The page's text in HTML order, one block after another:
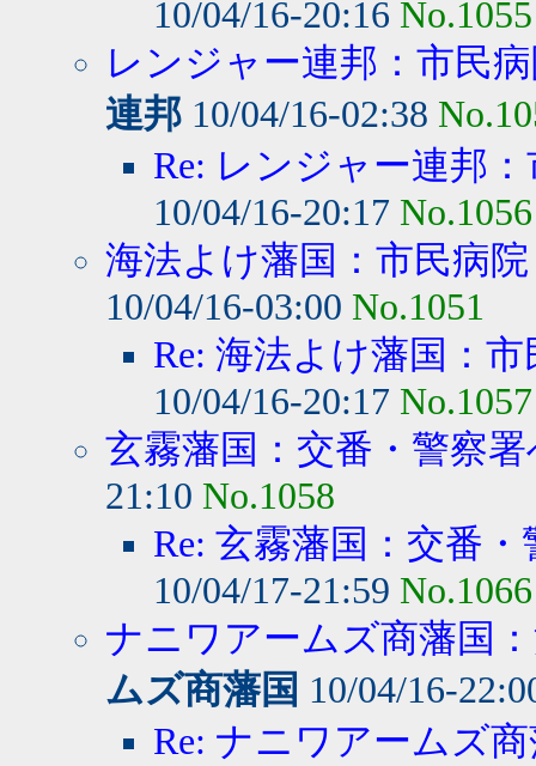
10/04/16-20:16 No.1055
レンジャー連邦：市民
連邦 10/04/16-02:38
Re: レンジャー連邦
10/04/16-20:17 No.1056
海法よけ藩国：市民病
10/04/16-03:00 No.1051
Re: 海法よけ藩国：
10/04/16-20:17 No.1057
玄霧藩国：交番・警察
21:10 No.1058
Re: 玄霧藩国：交番
10/04/17-21:59 No.1066
ナニワアームズ商藩国
ムズ商藩国 10/04/16-
Re: ナニワアームズ